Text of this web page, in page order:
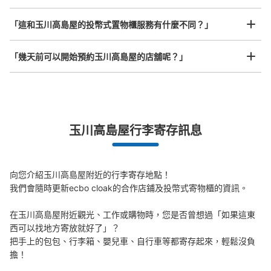
二子玉川駅 改札外コインロッカー
从二子玉川駅站步行1分钟。
大的:4/ ¥700中等的:4 / ¥500小的:29/ ¥400
付款方式
現金, ICカード
發生行李破損、被偷等狀況時安心有保障
「這和玉川高島屋的投幣式置物櫃服務有什麼不同？」
「幾天前可以開始預約玉川高島屋的店舖呢？」
玉川高島屋行李寄存訊息
向您介紹玉川高島屋附近的行李寄存地點！
我們會隨時更新ecbo cloak的合作店鋪及投幣式寄物櫃的資訊。
在玉川高島屋附近觀光、工作或購物時，您是否曾想過「如果這東
西可以找地方寄放就好了」？
把手上的包包、行李箱、嬰兒車、自行車等都寄存起來，輕鬆沒負
擔！